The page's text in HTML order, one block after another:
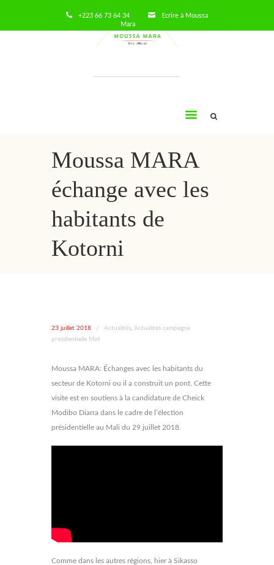
+223 66 73 64 34
Ecrire à Moussa
Mara
Moussa MARA
échange avec les
habitants de
Kotorni
23 juillet 2018 / Actualités Actualités campagne
présidentielle Mali
Moussa MARA: Échanges avec les habitants du
secteur de Kotorni ou il a construit un pont. Cette
visite est en soutiens à la candidature de Cheick
Modibo Diarra dans le cadre de l’élection
présidentielle au Mali du 29 juillet 2018.
Comme dans les autres régions, hier à Sikasso